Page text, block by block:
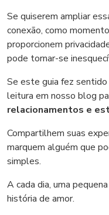
Se quiserem ampliar
conexão, como
proporcionem
pode tornar-se
Se este guia fez sentido
leitura em nosso blog
relacionamentos e
Compartilhem suas
marquem alguém que
simples.
A cada dia, uma
história de amor.